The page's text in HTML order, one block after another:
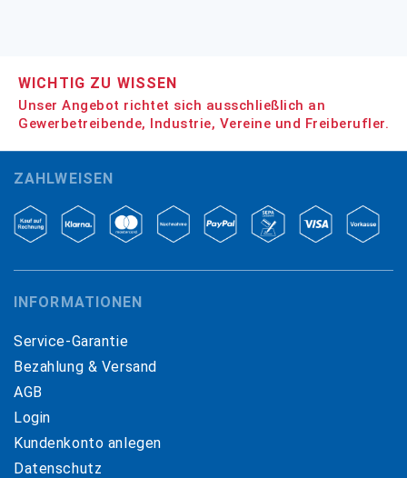
WICHTIG ZU WISSEN
Unser Angebot richtet sich ausschließlich an
Gewerbetreibende, Industrie, Vereine und Freiberufler.
ZAHLWEISEN
INFORMATIONEN
Service-Garantie
Bezahlung & Versand
AGB
Login
Kundenkonto anlegen
Datenschutz